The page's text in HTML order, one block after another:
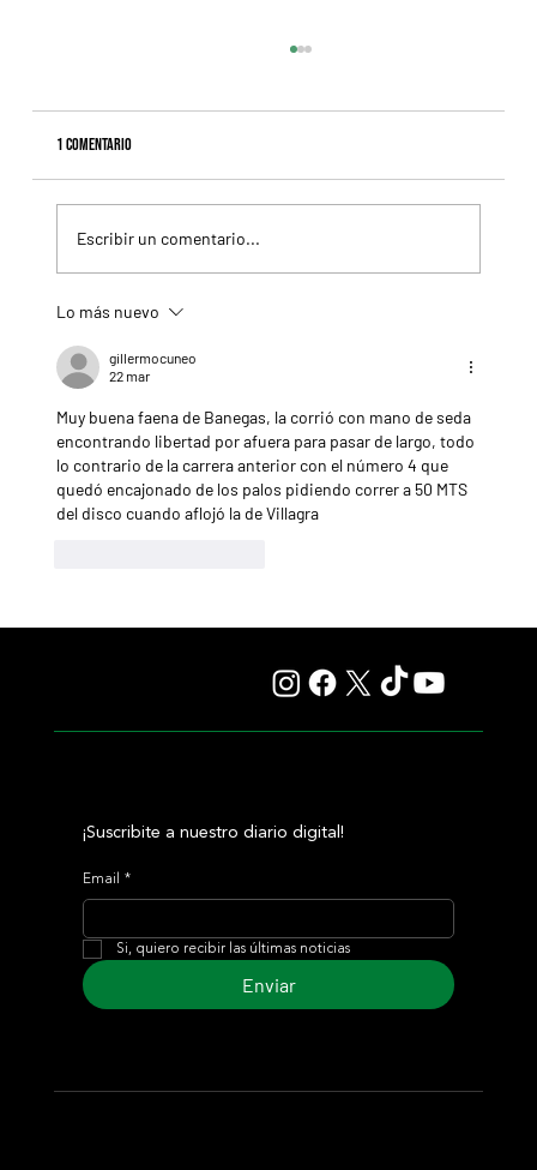
Il Campione, el Haras El Paraíso, Orpen y el Stud Pauli, al
tope en las estadísticas
1 comentario
Escribir un comentario...
Lo más nuevo
gillermocuneo
22 mar
Muy buena faena de Banegas, la corrió con mano de seda
encontrando libertad por afuera para pasar de largo, todo
lo contrario de la carrera anterior con el número 4 que
quedó encajonado de los palos pidiendo correr a 50 MTS
del disco cuando aflojó la de Villagra
¡Suscribite a nuestro diario digital!
Email *
Si, quiero recibir las últimas noticias
Enviar